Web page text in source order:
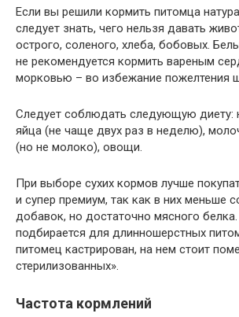
Если вы решили кормить питомца
следует знать, чего нельзя давать
острого, соленого, хлеба, бобовых.
не рекомендуется кормить вареным
морковью – во избежание пожелтения
Следует соблюдать следующую диету:
яйца (не чаще двух раз в неделю),
(но не молоко), овощи.
При выборе сухих кормов лучше
и супер премиум, так как в них меньше
добавок, но достаточно мясного
подбирается для длинношерстных
питомец кастрирован, на нем стоит
стерилизованных».
Частота кормлений